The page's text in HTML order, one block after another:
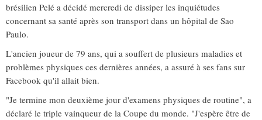
brésilien Pelé a décidé mercredi de dissiper les inquiétudes
concernant sa santé après son transport dans un hôpital de Sao
Paulo.
L'ancien joueur de 79 ans, qui a souffert de plusieurs maladies et
problèmes physiques ces dernières années, a assuré à ses fans sur
Facebook qu'il allait bien.
"Je termine mon deuxième jour d'examens physiques de routine", a
déclaré le triple vainqueur de la Coupe du monde. "J'espère être de